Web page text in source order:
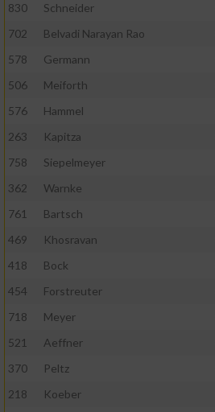
830
Schneider
702
Belvadi Narayan Rao
578
Germann
506
Meiforth
576
Hammel
263
Kapitza
758
Siepelmeyer
362
Warnke
761
Bartsch
469
Khosravan
418
Bock
454
Forstreuter
718
Meyer
521
Aeffner
370
Peltz
218
Koeber